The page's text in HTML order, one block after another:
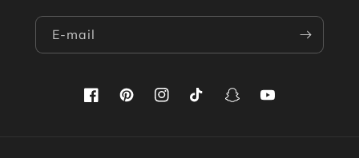
E‑mail
FacebookPinterestInstagramTikTok SnapchatYouTube